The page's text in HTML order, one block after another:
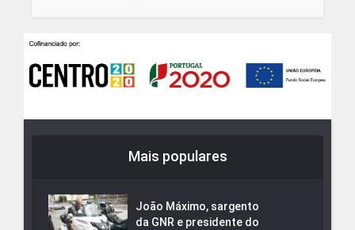
Mais populares
João Máximo, sargento
da GNR e presidente do